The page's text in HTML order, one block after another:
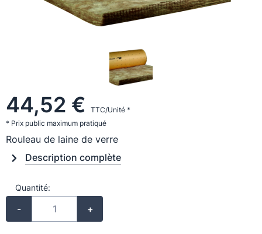
44,52 €
TTC/Unité *
* Prix public maximum pratiqué
Rouleau de laine de verre
Description complète
Quantité:
- +